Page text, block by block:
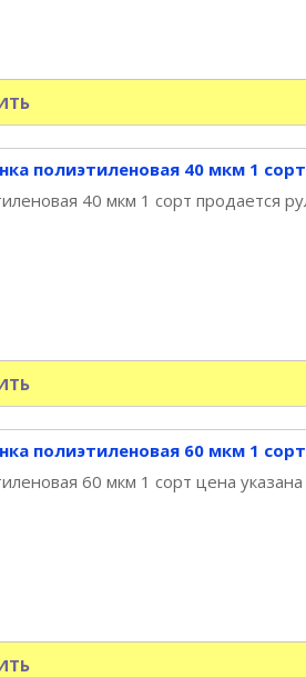
полиэтиленовая 40 мкм 1 сорт
40 мкм 1 сорт продается
полиэтиленовая 60 мкм 1 сорт
60 мкм 1 сорт цена